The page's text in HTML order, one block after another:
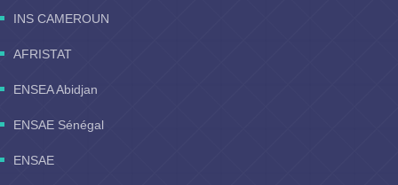
INS CAMEROUN
AFRISTAT
ENSEA Abidjan
ENSAE Sénégal
ENSAE